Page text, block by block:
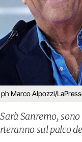
Marco Alpozzi/
Sanremo,
sul palco